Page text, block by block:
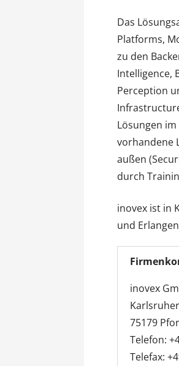
Das
Platforms,
zu den
Intelligence,
Perception
Lösungen
vorhandene
außen
durch
inovex ist in
und
inovex
75179
Telefon:
Telefax: